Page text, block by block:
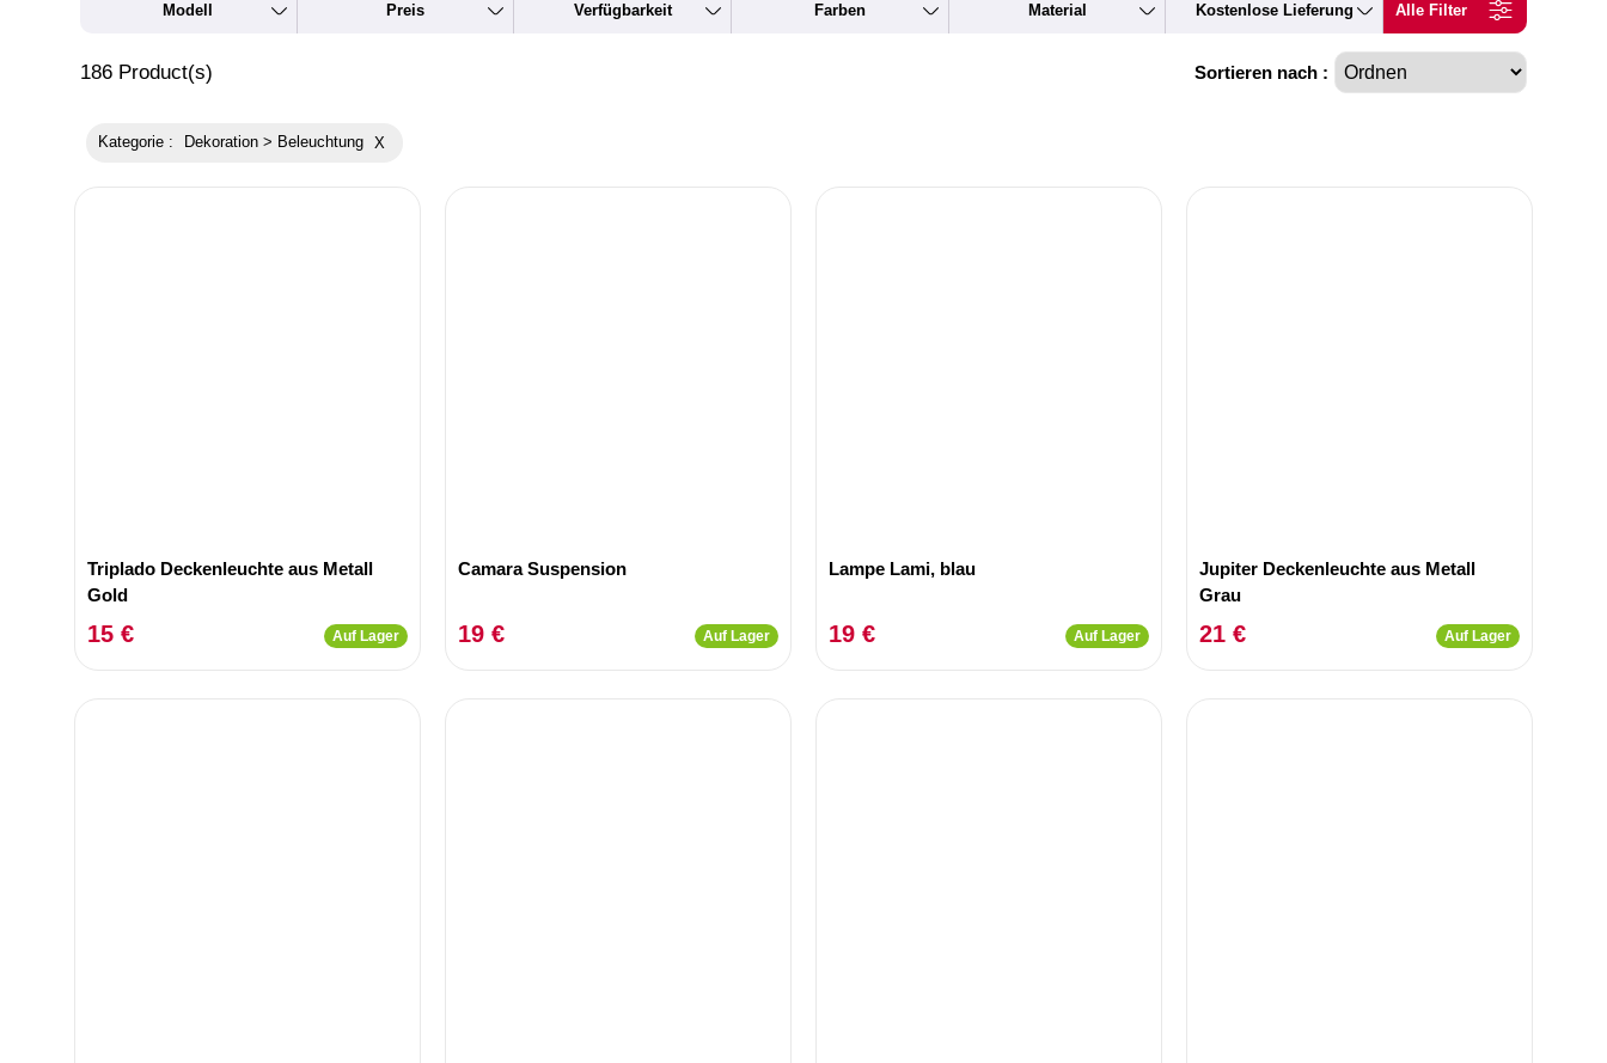
Modell Preis Verfügbarkeit Farben Material Kostenlose Lieferung Alle Filter
186 Product(s) Sortieren nach :
Kategorie : Dekoration > Beleuchtung X
Triplado Deckenleuchte aus Metall
Gold
15 € Auf Lager
Camara Suspension
19 € Auf Lager
Lampe Lami, blau
19 € Auf Lager
Jupiter Deckenleuchte aus Metall
Grau
21 € Auf Lager